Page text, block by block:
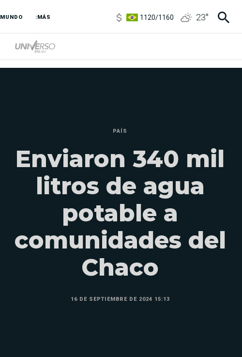
MUNDO :MÁS
3,6/3,9
23°
PAÍS
Enviaron 340 mil
litros de agua
potable a
comunidades del
Chaco
16 DE SEPTIEMBRE DE 2024 15:13